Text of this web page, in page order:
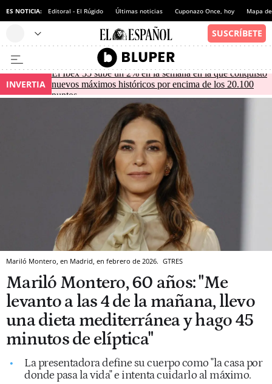
ES NOTICIA: Editoral - El Rúgido Últimas noticias Cuponazo Once, hoy Mapa
INVERTIA
El Ibex 35 sube un 2% en la semana en la que conquistó
nuevos máximos históricos por encima de los 20.100
puntos
Mariló Montero, en Madrid, en febrero de 2026. GTRES
Mariló Montero, 60 años: "Me
levanto a las 4 de la mañana, llevo
una dieta mediterránea y hago 45
minutos de elíptica"
La presentadora define su cuerpo como "la casa por
donde pasa la vida" e intenta cuidarlo al máximo.